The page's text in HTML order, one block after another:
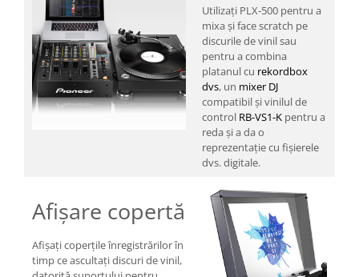
Utilizați PLX-500 pentru a
mixa și face scratch pe
discurile de vinil sau
pentru a combina
platanul cu rekordbox
dvs, un mixer DJ
compatibil și vinilul de
control RB-VS1-K pentru a
reda și a da o
reprezentație cu fișierele
dvs. digitale.
Afișare copertă
Afișați coperțile înregistrărilor în
timp ce ascultați discuri de vinil,